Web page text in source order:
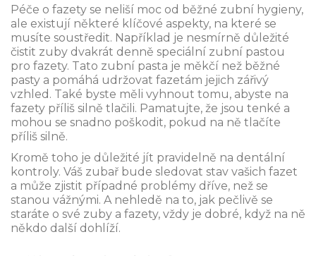
Péče o fazety se neliší moc od běžné zubní hygieny,
ale existují některé klíčové aspekty, na které se
musíte soustředit. Například je nesmírně důležité
čistit zuby dvakrát denně speciální zubní pastou
pro fazety. Tato zubní pasta je měkčí než běžné
pasty a pomáhá udržovat fazetám jejich zářivý
vzhled. Také byste měli vyhnout tomu, abyste na
fazety příliš silně tlačili. Pamatujte, že jsou tenké a
mohou se snadno poškodit, pokud na ně tlačíte
příliš silně.
Kromě toho je důležité jít pravidelně na dentální
kontroly. Váš zubař bude sledovat stav vašich fazet
a může zjistit případné problémy dříve, než se
stanou vážnými. A nehledě na to, jak pečlivě se
staráte o své zuby a fazety, vždy je dobré, když na ně
někdo další dohlíží.